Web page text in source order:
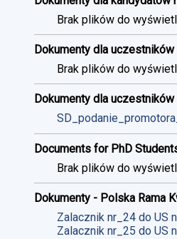
Brak plików do
Dokumenty dla
Brak plików do
Dokumenty dla uczestników
Documents for PhD
Brak plików do
Dokumenty - Polska Rama
Zalacznik nr_24 do US
Zalacznik nr_25 do US